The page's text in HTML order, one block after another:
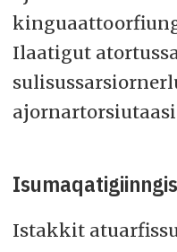
Ilaatigut
Istakkit